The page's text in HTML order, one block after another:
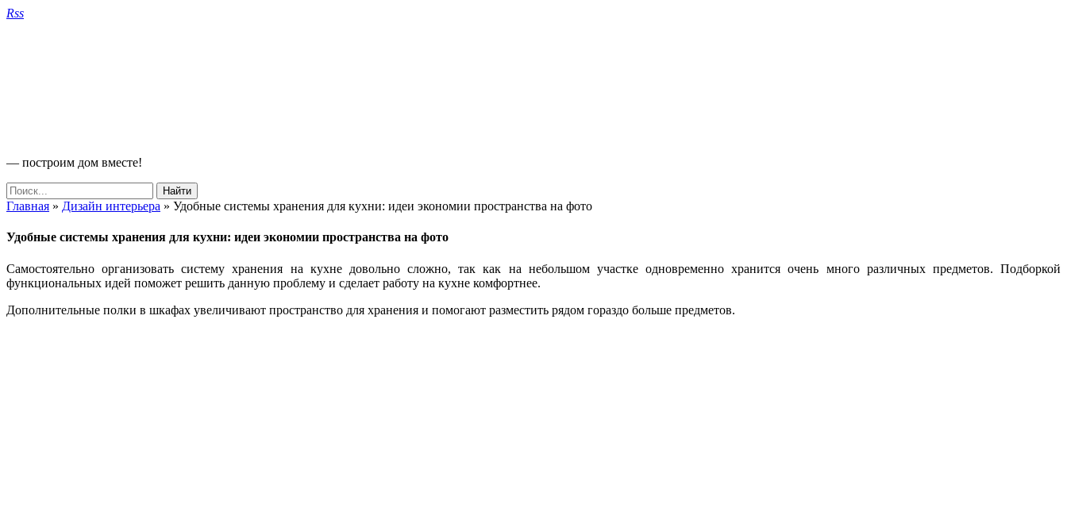
Rss
— построим дом вместе!
Главная » Дизайн интерьера » Удобные системы хранения для кухни: идеи экономии пространства на фото
Удобные системы хранения для кухни: идеи экономии пространства на фото
Самостоятельно организовать систему хранения на кухне довольно сложно, так как на небольшом участке одновременно хранится очень много различных предметов. Подборкой
функциональных идей поможет решить данную проблему и сделает работу на кухне комфортнее.
Дополнительные полки в шкафах увеличивают пространство для хранения и помогают разместить рядом гораздо больше предметов.